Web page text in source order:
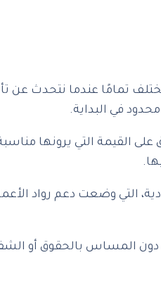
مختلف تمامًا عندما
في البداية.
على القيمة التي يرونها
التي وضعت دعم رواد
دون المساس بالحقوق أو